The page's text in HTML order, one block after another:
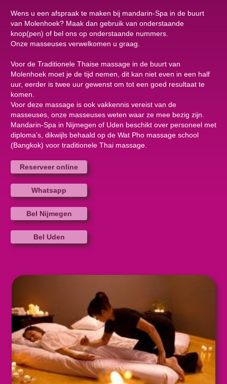
Wens u een afspraak te maken bij mandarin-Spa in de buurt
van Molenhoek? Maak dan gebruik van onderstaande
knop(pen) of bel ons op onderstaande nummers.
Onze masseuses verwelkomen u graag.
Voor de Traditionele Thaise massage in de buurt van
Molenhoek moet je de tijd nemen, dit kan niet even in een half
uur, eerder is twee uur gewenst om tot een goed resultaat te
komen.
Voor deze massage is ook vakkennis vereist van de
masseuses, onze masseuses weten waar ze mee bezig zijn.
Mandarin-Spa in Nijmegen of Uden beschikt over personeel met
diploma’s, dikwijls behaald op de Wat Pho massage school
(Bangkok) voor traditionele Thai massage.
Reserveer online
Whatsapp
Bel Nijmegen
Bel Uden